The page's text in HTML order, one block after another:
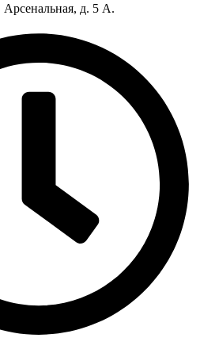
д. 5 А.